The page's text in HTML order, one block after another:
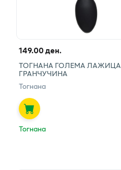
149.00 ден.
ТОГНАНА ГОЛЕМА ЛАЖИЦА
ГРАНЧУЧИНА
Тогнана
Тогнана